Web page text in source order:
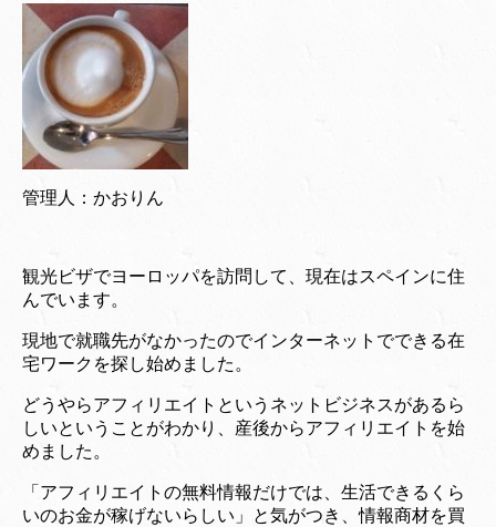
管理人：かおりん
観光ビザでヨーロッパを訪問して、現在はスペインに住
んでいます。
現地で就職先がなかったのでインターネットでできる在
宅ワークを探し始めました。
どうやらアフィリエイトというネットビジネスがあるら
しいということがわかり、産後からアフィリエイトを始
めました。
「アフィリエイトの無料情報だけでは、生活できるくら
いのお金が稼げないらしい」と気がつき、情報商材を買